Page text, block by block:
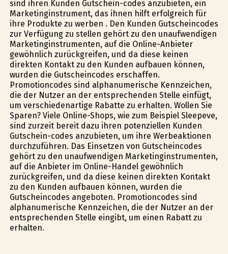
sind ihren Kunden Gutschein-codes anzubieten, ein
Marketinginstrument, das ihnen hilft erfolgreich für
ihre Produkte zu werben . Den Kunden Gutscheincodes
zur Verfügung zu stellen gehört zu den unaufwendigen
Marketinginstrumenten, auf die Online-Anbieter
gewöhnlich zurückgreifen, und da diese keinen
direkten Kontakt zu den Kunden aufbauen können,
wurden die Gutscheincodes erschaffen.
Promotioncodes sind alphanumerische Kennzeichen,
die der Nutzer an der entsprechenden Stelle einfügt,
um verschiedenartige Rabatte zu erhalten. Wollen Sie
Sparen? Viele Online-Shops, wie zum Beispiel Sleepeve,
sind zurzeit bereit dazu ihren potenziellen Kunden
Gutschein-codes anzubieten, um ihre Werbeaktionen
durchzuführen. Das Einsetzen von Gutscheincodes
gehört zu den unaufwendigen Marketinginstrumenten,
auf die Anbieter im Online-Handel gewöhnlich
zurückgreifen, und da diese keinen direkten Kontakt
zu den Kunden aufbauen können, wurden die
Gutscheincodes angeboten. Promotioncodes sind
alphanumerische Kennzeichen, die der Nutzer an der
entsprechenden Stelle eingibt, um einen Rabatt zu
erhalten.